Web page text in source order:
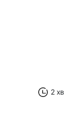
2 хв